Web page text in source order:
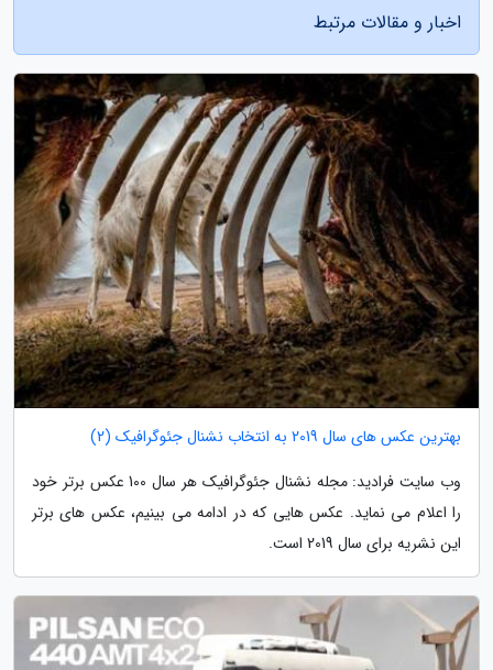
اخبار و مقالات مرتبط
بهترین عکس های سال 2019 به انتخاب نشنال جئوگرافیک (2)
وب سایت فرادید: مجله نشنال جئوگرافیک هر سال 100 عکس برتر خود
را اعلام می نماید. عکس هایی که در ادامه می بینیم، عکس های برتر
این نشریه برای سال 2019 است.